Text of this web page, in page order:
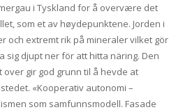
i Tyskland for å overvære det
som et av høydepunktene. Jorden i
och extremt rik på mineraler vilket gör
sig djupt ner för att hitta näring. Den
gir god grunn til å hevde at
«Kooperativ autonomi –
som samfunnsmodell. Fasade